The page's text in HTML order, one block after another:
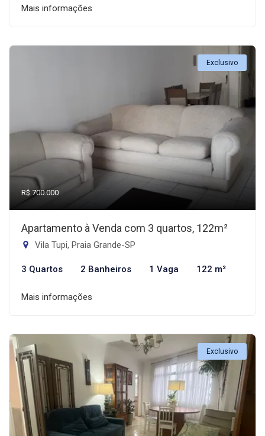
Mais informações
Exclusivo
R$ 700.000
Apartamento à Venda com 3 quartos, 122m²
Vila Tupi, Praia Grande-SP
3 Quartos 2 Banheiros 1 Vaga 122 m²
Mais informações
Exclusivo